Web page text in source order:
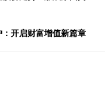
开启财富增值新篇章